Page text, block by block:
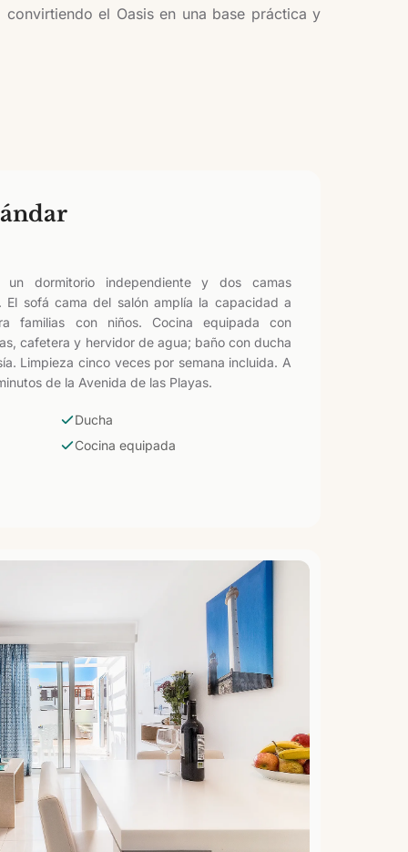
el Oasis en una base práctica y
dormitorio independiente y dos camas
El sofá cama del salón amplía la capacidad a
familias con niños. Cocina equipada con
cafetera y hervidor de agua; baño con ducha
Limpieza cinco veces por semana incluida. A
de la Avenida de las Playas.
Ducha
Cocina equipada